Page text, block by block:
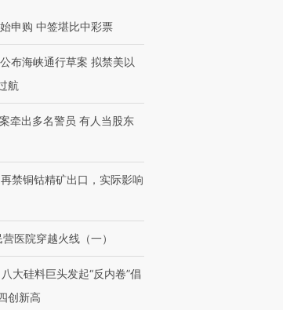
申购 中签堪比中彩票
布海峡通行草案 拟禁美以
航
牵出多名警员 有人当股东
禁铜钴精矿出口，实际影响
医院穿越火线（一）
大硅料巨头发起“反内卷”倡
创新高